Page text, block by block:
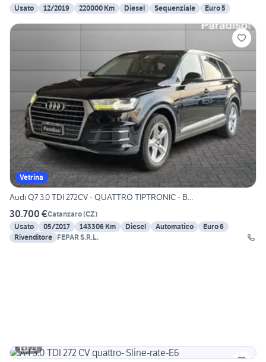
Usato 12/2019 220000 Km Diesel Sequenziale Euro 5
Vetrina
Audi Q7 3.0 TDI 272CV - QUATTRO TIPTRONIC - B...
30.700 €Catanzaro(CZ)
Usato
05/2017 143306 Km Diesel Automatico
Euro 6
Rivenditore FEPAR S.R.L.
23